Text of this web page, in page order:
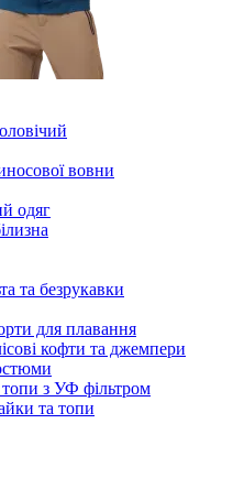
вовни
одяг
та безрукавки
для плавання
кофти та джемпери
топи з УФ фільтром
та топи